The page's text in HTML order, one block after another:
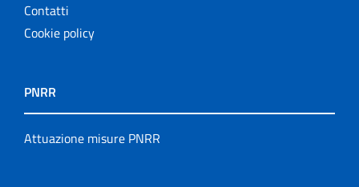
Contatti
Cookie policy
PNRR
Attuazione misure PNRR